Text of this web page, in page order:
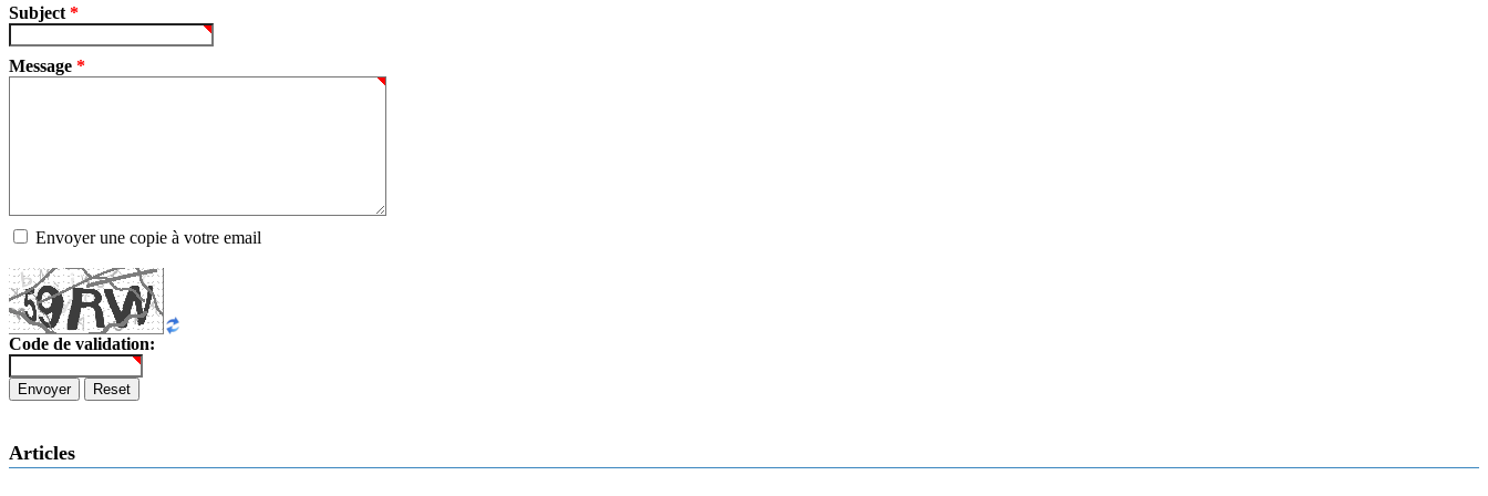
Subject *
Message *
Envoyer une copie à votre email
Code de validation:
Envoyer Reset
Articles